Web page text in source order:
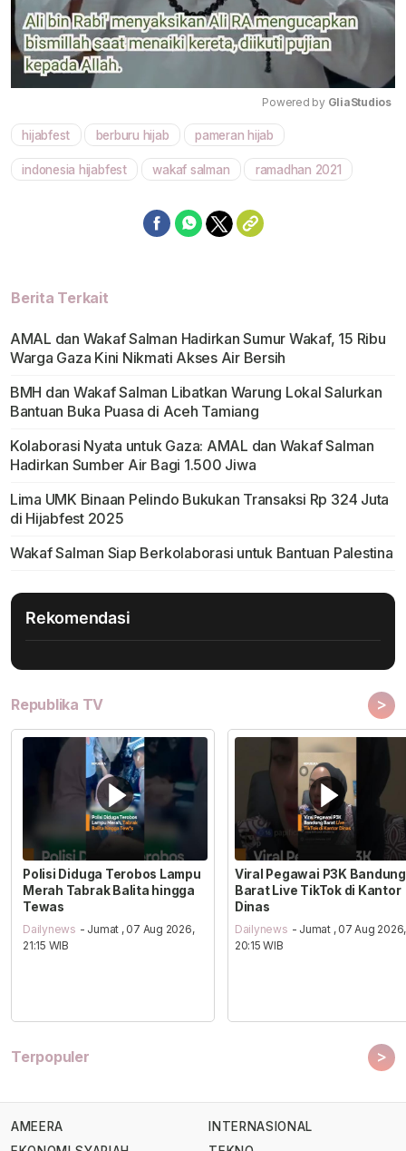
Powered by GliaStudios
hijabfest berburu hijab pameran hijab
indonesia hijabfest wakaf salman ramadhan 2021
Berita Terkait
AMAL dan Wakaf Salman Hadirkan Sumur Wakaf, 15 Ribu
Warga Gaza Kini Nikmati Akses Air Bersih
BMH dan Wakaf Salman Libatkan Warung Lokal Salurkan
Bantuan Buka Puasa di Aceh Tamiang
Kolaborasi Nyata untuk Gaza: AMAL dan Wakaf Salman
Hadirkan Sumber Air Bagi 1.500 Jiwa
Lima UMK Binaan Pelindo Bukukan Transaksi Rp 324 Juta
di Hijabfest 2025
Wakaf Salman Siap Berkolaborasi untuk Bantuan Palestina
Rekomendasi
Republika TV >
Polisi Diduga Terobos Lampu
Merah Tabrak Balita hingga
Tewas
Dailynews - Jumat , 07 Aug 2026,
21:15 WIB
Viral Pegawai P3K Bandung
Barat Live TikTok di Kantor
Dinas
Dailynews - Jumat , 07 Aug 2026,
20:15 WIB
Terpopuler >
AMEERA
INTERNASIONAL